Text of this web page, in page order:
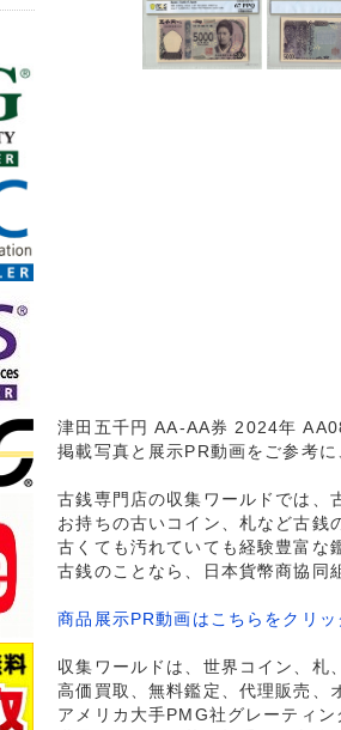
津田五千円 AA-AA券 2024年
掲載写真と展示PR動画をご参考
古銭専門店の収集ワールドでは、
お持ちの古いコイン、札など古銭
古くても汚れていても経験豊富な
古銭のことなら、日本貨幣商協同
商品展示PR動画はこちらをクリ
収集ワールドは、世界コイン、札
高価買取、無料鑑定、代理販売、
アメリカ大手PMG社グレーティ